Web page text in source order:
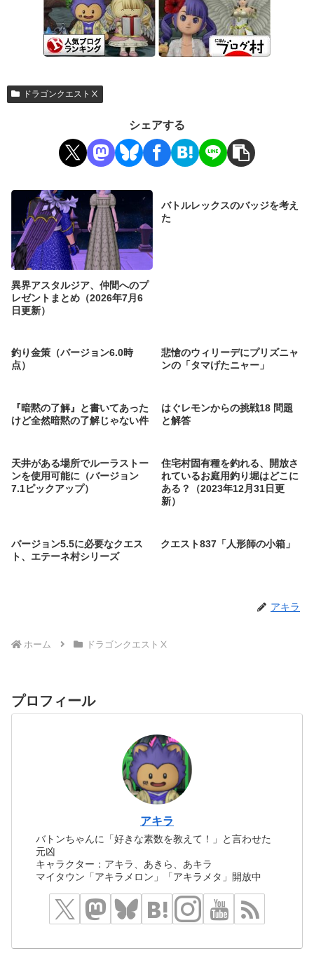
ドラゴンクエストⅩ
シェアする
異界アスタルジア、仲間へのプ
レゼントまとめ（2026年7月6
日更新）
バトルレックスのバッジを考え
た
釣り金策（バージョン6.0時
点）
悲愴のウィリーデにプリズニャ
ンの「タマげたニャー」
『暗黙の了解』と書いてあった
けど全然暗黙の了解じゃない件
はぐレモンからの挑戦18 問題
と解答
天井がある場所でルーラストー
ンを使用可能に（バージョン
7.1ピックアップ）
住宅村固有種を釣れる、開放さ
れているお庭用釣り堀はどこに
ある？（2023年12月31日更
新）
バージョン5.5に必要なクエス
ト、エテーネ村シリーズ
クエスト837「人形師の小箱」
アキラ
ホーム ドラゴンクエストⅩ
プロフィール
アキラ
バトンちゃんに「好きな素数を教えて！」と言わせた
元凶
キャラクター：アキラ、あきら、あキラ
マイタウン「アキラメロン」「アキラメタ」開放中